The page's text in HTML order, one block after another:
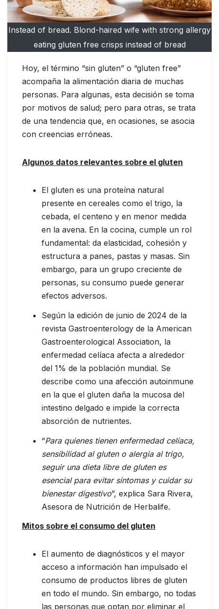
Instead of bread. Blond-haired wife with strong allergy
eating gluten free crisps instead of bread
Hoy, el término “sin gluten” o “gluten free”
acompaña la alimentación diaria de muchas
personas. Para algunas, esta decisión se toma
por motivos de salud; pero para otras, se trata
de una tendencia que, en ocasiones, se asocia
con creencias erróneas.
Algunos datos relevantes sobre el gluten
El gluten es una proteína natural
presente en cereales como el trigo, la
cebada, el centeno y en menor medida
en la avena. En la cocina, cumple un rol
fundamental: da elasticidad, cohesión y
estructura a panes, pastas y masas. Sin
embargo, para un grupo creciente de
personas, su consumo puede generar
efectos adversos.
Según la edición de junio de 2024 de la
revista Gastroenterology de la American
Gastroenterological Association, la
enfermedad celíaca afecta a alrededor
del 1% de la población mundial. Se
describe como una afección autoinmune
en la que el gluten daña la mucosa del
intestino delgado e impide la correcta
absorción de nutrientes.
“Para quienes tienen enfermedad celíaca,
sensibilidad al gluten o alergia al trigo,
seguir una dieta libre de gluten es
esencial para evitar síntomas y cuidar su
bienestar digestivo”, explica Sara Rivera,
Asesora de Nutrición de Herbalife.
Mitos sobre el consumo del gluten
El aumento de diagnósticos y el mayor
acceso a información han impulsado el
consumo de productos libres de gluten
en todo el mundo. Sin embargo, no todas
las personas que optan por eliminar el